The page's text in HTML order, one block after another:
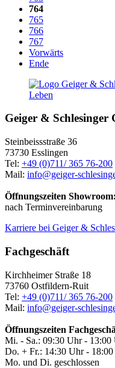
764
765
766
767
Vorwärts
Ende
Geiger & Schlesinger
Steinbeissstraße 36
73730 Esslingen
Tel: +49 (0)711/ 365 76-200
Mail: info@geiger-
Öffnungszeiten Showroom:
nach Terminvereinbarung
Karriere bei Geiger &
Fachgeschäft
Kirchheimer Straße 18
73760 Ostfildern-Ruit
Tel: +49 (0)711/ 365 76-200
Mail: info@geiger-
Öffnungszeiten
Mi. - Sa.: 09:30 Uhr - 13:00
Do. + Fr.: 14:30 Uhr -
Mo. und Di. geschlossen